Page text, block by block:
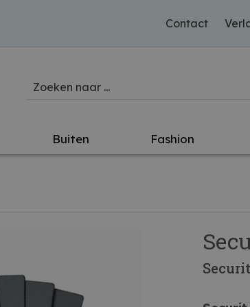
Contact
Buiten Fashion